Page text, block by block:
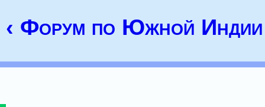
‹ Форум по Южной